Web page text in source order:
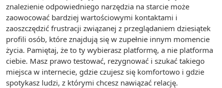
znalezienie odpowiedniego narzędzia na starcie może
zaowocować bardziej wartościowymi kontaktami i
zaoszczędzić frustracji związanej z przeglądaniem dziesiątek
profili osób, które znajdują się w zupełnie innym momencie
życia. Pamiętaj, że to ty wybierasz platformę, a nie platforma
ciebie. Masz prawo testować, rezygnować i szukać takiego
miejsca w internecie, gdzie czujesz się komfortowo i gdzie
spotykasz ludzi, z którymi chcesz nawiązać relację.